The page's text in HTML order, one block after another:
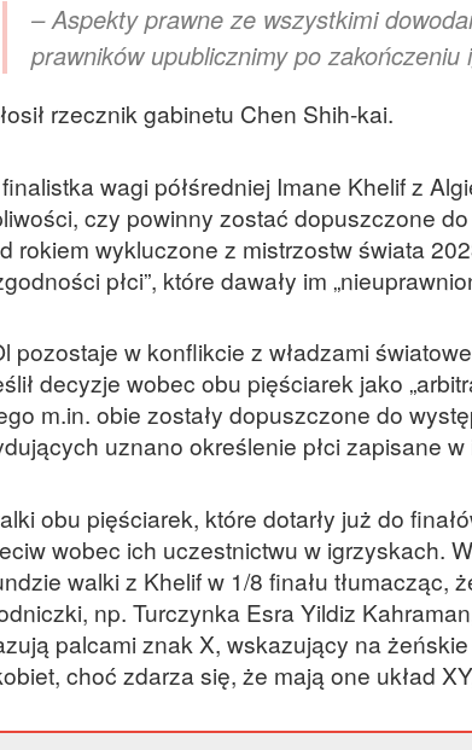
– Aspekty prawne ze wszystkimi
prawników upublicznimy po zakończeniu
rzecznik gabinetu Chen Shih-kai.
wagi półśredniej Imane Khelif z
czy powinny zostać dopuszczone
rokiem wykluczone z mistrzostw świata
płci”, które dawały im
pozostaje w konflikcie z władzami
decyzje wobec obu pięściarek jako
m.in. obie zostały dopuszczone do
uznano określenie płci zapisane
obu pięściarek, które dotarły już do
wobec ich uczestnictwu w igrzyskach.
walki z Khelif w 1/8 finału tłumacząc,
np. Turczynka Esra Yildiz
palcami znak X, wskazujący na
choć zdarza się, że mają one układ